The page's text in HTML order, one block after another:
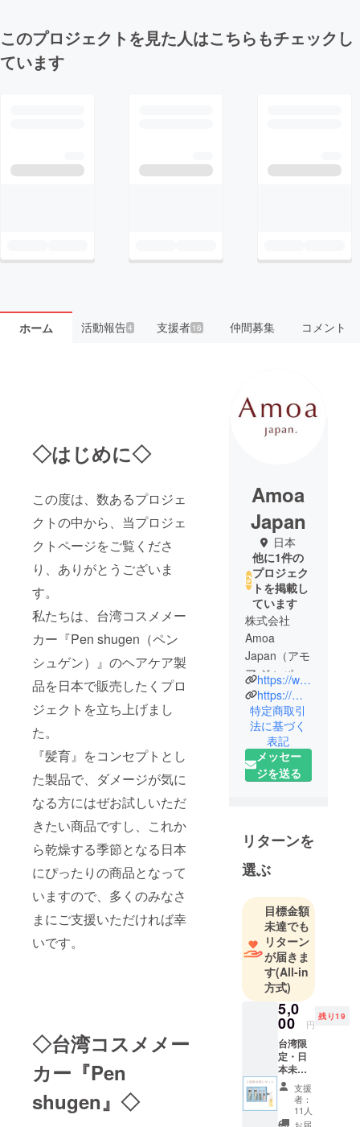
このプロジェクトを見た人はこちらもチェックし
ています
ホーム 活動報告4 支援者 16 仲間募集 コメント
◇はじめに◇
この度は、数あるプロジェ
クトの中から、当プロジェ
クトページをご覧くださ
り、ありがとうございま
す。
私たちは、台湾コスメメー
カー『Pen shugen（ペン
シュゲン）』のヘアケア製
品を日本で販売したくプロ
ジェクトを立ち上げまし
た。
『髪育』をコンセプトとし
た製品で、ダメージが気に
なる方にはぜお試しいただ
きたい商品ですし、これか
ら乾燥する季節となる日本
にぴったりの商品となって
いますので、多くのみなさ
まにご支援いただければ幸
いです。
◇台湾コスメメー
カー『Pen
shugen』◇
Amoa
Japan
日本
他に1件の
プロジェク
トを掲載し
ています
株式会社
Amoa
Japan（アモ
ア ジャパ
ン）は、
『ただ、飾
るためのア
クセサリー
ではなく、
ナーとなる
ジュエ
リー』
をテーマに
したジュエ
リーデザイ
ナー
HARUNA
MEGUMIが
手がける
ジュエリー
会社です。
何歳になっ
てもときめ
くことを忘
れずに、
https://www.penshugen.com/
https://megumi-haruna.com/
特定商取引
法に基づく
表記
メッセー
ジを送る
リターンを
選ぶ
目標金額
未達でも
リターン
が届きま
す(All-in
方式)
5,0
00 円
残り19
台湾限
定・日
本未発
売商品
のフェ
イシャ
ル
支援
者：
11人
お届